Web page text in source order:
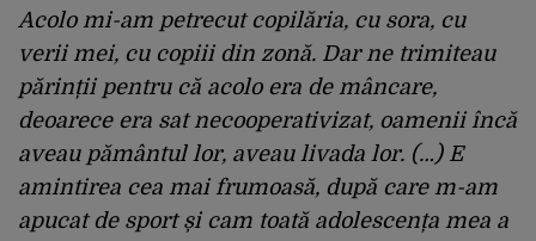
Acolo mi-am petrecut copilăria, cu sora, cu
verii mei, cu copiii din zonă. Dar ne trimiteau
părinții pentru că acolo era de mâncare,
deoarece era sat necooperativizat, oamenii încă
aveau pământul lor, aveau livada lor. (…) E
amintirea cea mai frumoasă, după care m-am
apucat de sport și cam toată adolescența mea a